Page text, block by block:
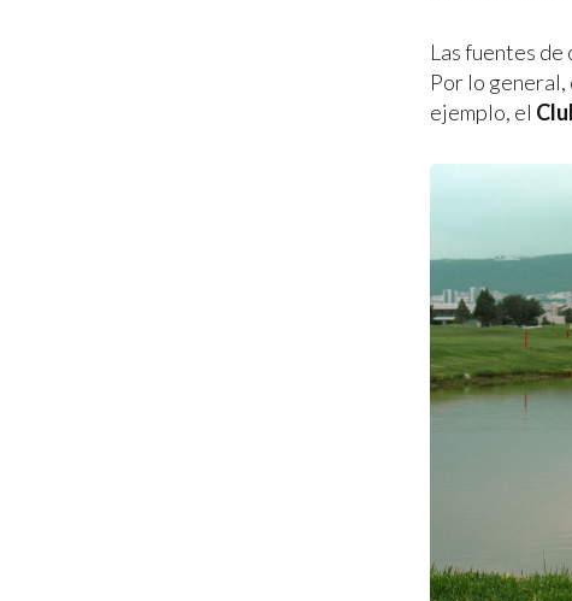
Las fuentes de
Por lo general,
ejemplo, el